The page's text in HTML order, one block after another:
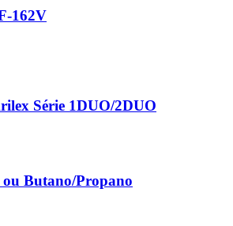
162V
Série 1DUO/2DUO
Butano/Propano